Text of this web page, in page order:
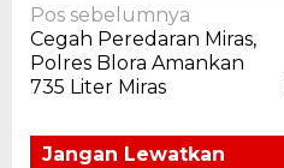
Navigasi
pos
Pos sebelumnya
Cegah Peredaran Miras,
Polres Blora Amankan
735 Liter Miras
Jangan Lewatkan